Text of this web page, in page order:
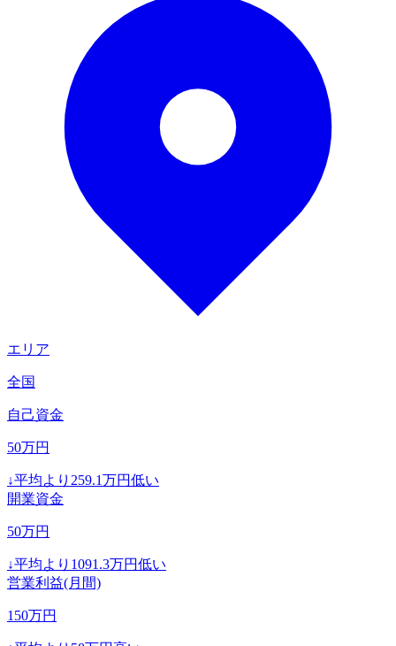
エリア
全国
自己資金
50万円
↓平均より 259.1万円低い
開業資金
50万円
↓平均より 1091.3万円低い
営業利益(月間)
150万円